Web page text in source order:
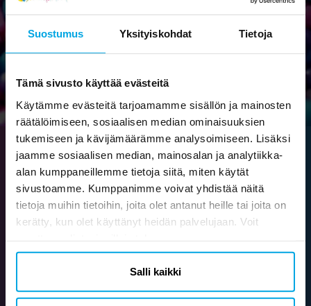
Suostumus Yksityiskohdat Tietoja
Tämä sivusto käyttää evästeitä
Käytämme evästeitä tarjoamamme sisällön ja mainosten
räätälöimiseen, sosiaalisen median ominaisuuksien
tukemiseen ja kävijämäärämme analysoimiseen. Lisäksi
jaamme sosiaalisen median, mainosalan ja analytiikka-
alan kumppaneillemme tietoja siitä, miten käytät
sivustoamme. Kumppanimme voivat yhdistää näitä
tietoja muihin tietoihin, joita olet antanut heille tai joita on
kerätty, kun olet käyttänyt heidän palvelujaan. Voit
Salli kaikki
Ok
Ilmainen toimitus yli 79 € tilauksiin
Saat aina ilmaisen toimituksen yli 79 € arvoisiin tilauksiin
Nopea toimitus